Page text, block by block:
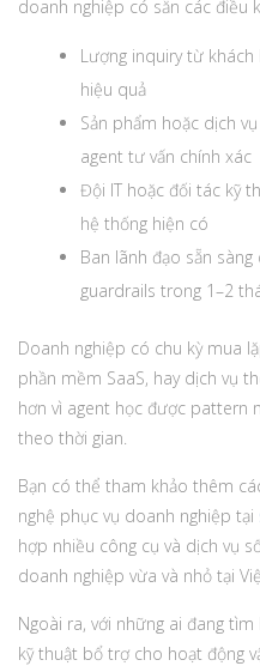
doanh nghiệp có sẵn các điều
Lượng inquiry từ
hiệu quả
Sản phẩm hoặc dịch
agent tư vấn chính xác
Đội IT hoặc đối tác kỹ
hệ thống hiện có
Ban lãnh đạo sẵn
guardrails trong 1–2
Doanh nghiệp có chu kỳ mua
phần mềm SaaS, hay dịch vụ
hơn vì agent học được pattern
theo thời gian.
Bạn có thể tham khảo thêm
nghệ phục vụ doanh nghiệp tại
hợp nhiều công cụ và dịch vụ
doanh nghiệp vừa và nhỏ tại
Ngoài ra, với những ai đang
kỹ thuật bổ trợ cho hoạt động